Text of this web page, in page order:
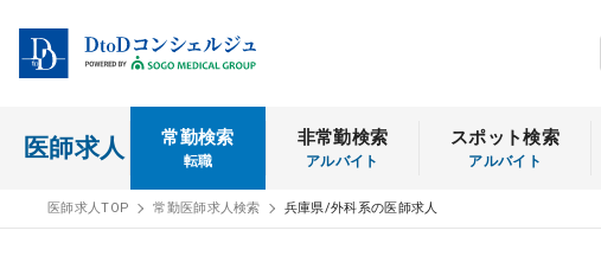
医師求人 常勤検索
転職
非常勤検索
アルバイト
スポット検索
アルバイト
医師求人TOP 常勤医師求人検索 兵庫県/外科系の医師求人